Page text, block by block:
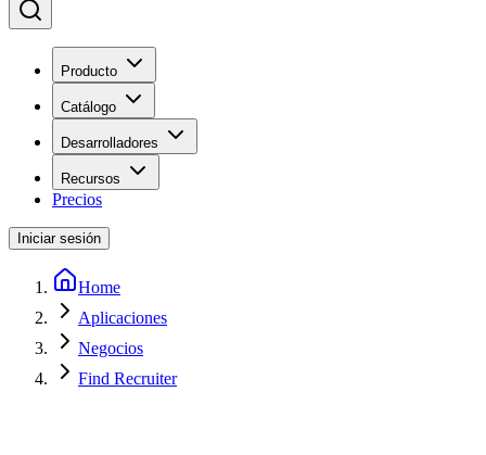
Producto
Catálogo
Desarrolladores
Recursos
Precios
Iniciar sesión
Home
Aplicaciones
Negocios
Find Recruiter